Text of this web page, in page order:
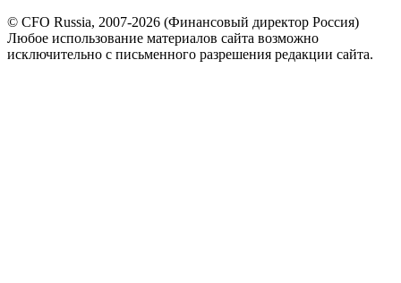
© CFO Russia, 2007-2026 (Финансовый директор Россия)
Любое использование материалов сайта возможно
исключительно с письменного разрешения редакции сайта.